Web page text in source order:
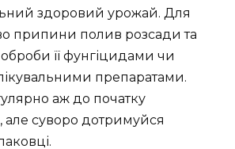
здоровий урожай. Для
припини полив розсади та
її фунгіцидами чи
препаратами.
аж до початку
суворо дотримуйся